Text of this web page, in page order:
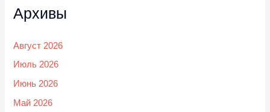
Архивы
Август 2026
Июль 2026
Июнь 2026
Май 2026